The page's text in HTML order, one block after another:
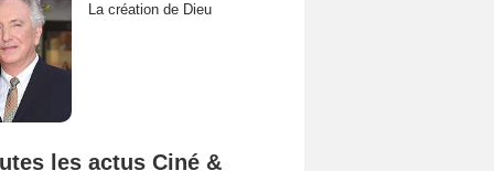
La création de Dieu
les actus Ciné &